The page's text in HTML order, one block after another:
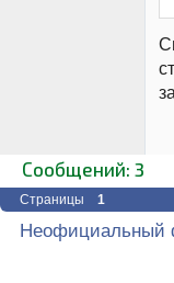
Сообщений: 3
Страницы 1
Неофициальный